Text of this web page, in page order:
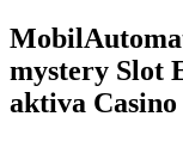
mystery Slot
aktiva Casino